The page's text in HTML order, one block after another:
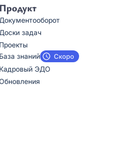
Продукт
Документооборот
Доски задач
Проекты
База знаний
Кадровый ЭДО